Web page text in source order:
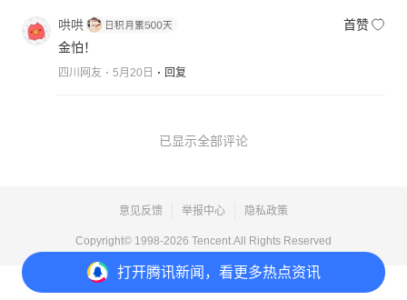
打开腾讯新闻，看更多热点资讯
哄哄
首赞
金怕！
四川网友 5月20日 回复
已显示全部评论
意见反馈 举报中心 隐私政策
Copyright© 1998-2026 Tencent.All Rights Reserved